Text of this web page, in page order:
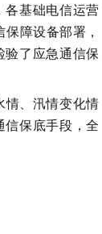
各基础电信运营
保障设备部署，
验了应急通信保
情、汛情变化情
信保底手段，全